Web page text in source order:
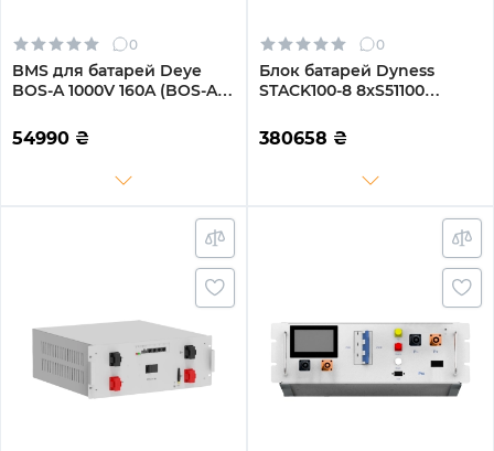
0
BMS для батарей Deye
BOS-A 1000V 160A (BOS-A-
54990 ₴
0
Блок батарей Dyness
STACK100-8 8xS51100
LiFePO4 SBDU100
(STACK100-8-40.96kW)
380658 ₴